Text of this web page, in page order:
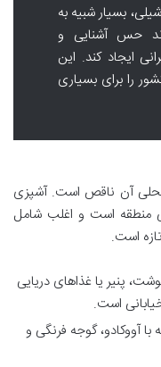
بسیار شبیه به
حس آشنایی و
ایجاد کند. این
را برای بسیاری
آن ناقص است. آشپزی
منطقه است و اغلب شامل
است.
پنیر یا غذاهای دریایی
است.
آووکادو، گوجه فرنگی و